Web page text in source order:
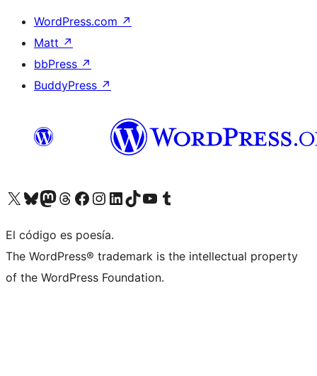
WordPress.com ↗
Matt ↗
bbPress ↗
BuddyPress ↗
Visitá nuestra cuenta de X (anteriormente Twitter)
Visitá nuestra cuenta de Bluesky
Visitá nuestra cuenta de Mastodon
Visitá nuestra cuenta de Threads
Visitá nuestra página de Facebook
Visitá nuestra cuenta de Instagram
Visitá nuestra cuenta de LinkedIn
Visitá nuestra cuenta de TikTok
Visitá nuestro canal de YouTube
Visitá nuestra cuenta de Tumblr
El código es poesía.
The WordPress® trademark is the intellectual property
of the WordPress Foundation.